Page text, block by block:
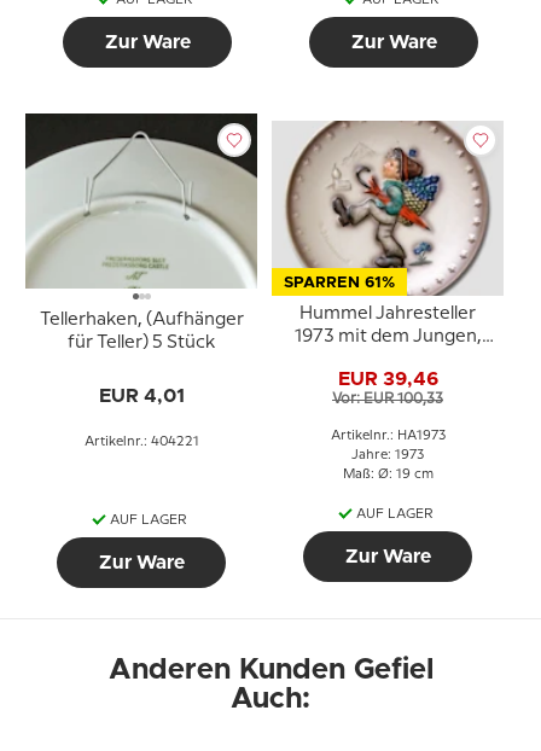
Zur Ware Zur Ware
Tellerhaken, (Aufhänger
für Teller) 5 Stück
EUR 4,01
Artikelnr.: 404221
AUF LAGER
Zur Ware
SPARREN 61%
Hummel Jahresteller
1973 mit dem Jungen,
wandert
EUR 39,46
Vor: EUR 100,33
Artikelnr.: HA1973
Jahre: 1973
Maß: Ø: 19 cm
AUF LAGER
Zur Ware
Anderen Kunden Gefiel
Auch: